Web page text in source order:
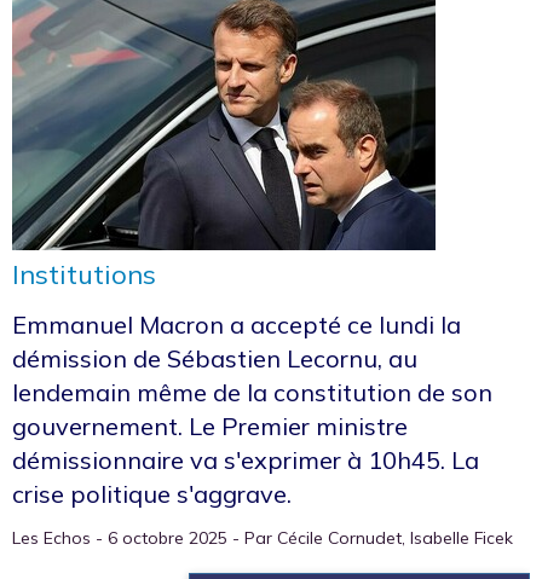
Institutions
Emmanuel Macron a accepté ce lundi la
démission de Sébastien Lecornu, au
lendemain même de la constitution de son
gouvernement. Le Premier ministre
démissionnaire va s'exprimer à 10h45. La
crise politique s'aggrave.
Les Echos - 6 octobre 2025 - Par Cécile Cornudet, Isabelle Ficek